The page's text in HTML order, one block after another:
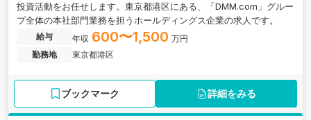
投資活動をお任せします。東京都港区にある、「DMM.com」グルー
プ全体の本社部門業務を担うホールディングス企業の求人です。
給与 年収 600〜1,500 万円
勤務地
東京都港区
ブックマーク 詳細をみる